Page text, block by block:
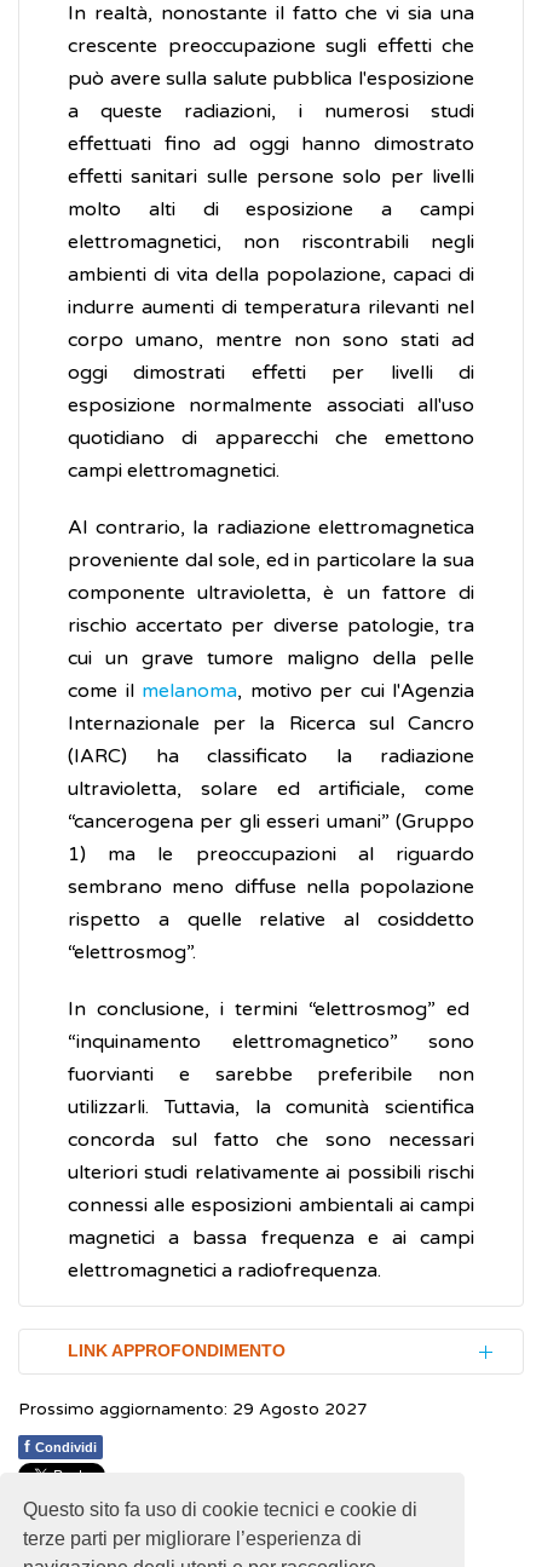
Questo sito fa uso di cookie tecnici e cookie di
terze parti per migliorare l’esperienza di
In realtà, nonostante il fatto che vi sia una
crescente preoccupazione sugli effetti che
può avere sulla salute pubblica l'esposizione
a queste radiazioni, i numerosi studi
effettuati fino ad oggi hanno dimostrato
effetti sanitari sulle persone solo per livelli
molto alti di esposizione a campi
elettromagnetici, non riscontrabili negli
ambienti di vita della popolazione, capaci di
indurre aumenti di temperatura rilevanti nel
corpo umano, mentre non sono stati ad
oggi dimostrati effetti per livelli di
esposizione normalmente associati all'uso
quotidiano di apparecchi che emettono
campi elettromagnetici.
Al contrario, la radiazione elettromagnetica
proveniente dal sole, ed in particolare la sua
componente ultravioletta, è un fattore di
rischio accertato per diverse patologie, tra
cui un grave tumore maligno della pelle
come il melanoma, motivo per cui l'Agenzia
Internazionale per la Ricerca sul Cancro
(IARC) ha classificato la radiazione
ultravioletta, solare ed artificiale, come
“cancerogena per gli esseri umani” (Gruppo
1) ma le preoccupazioni al riguardo
sembrano meno diffuse nella popolazione
rispetto a quelle relative al cosiddetto
“elettrosmog”.
In conclusione, i termini “elettrosmog” ed
“inquinamento elettromagnetico” sono
fuorvianti e sarebbe preferibile non
utilizzarli. Tuttavia, la comunità scientifica
concorda sul fatto che sono necessari
ulteriori studi relativamente ai possibili rischi
connessi alle esposizioni ambientali ai campi
magnetici a bassa frequenza e ai campi
elettromagnetici a radiofrequenza.
LINK APPROFONDIMENTO
World Health Organization (WHO).
Electromagnetic fields (EMF)
Prossimo aggiornamento: 29 Agosto 2027
f Condividi
1 1 1 1 1 Rating 1.80 (5 Votes)